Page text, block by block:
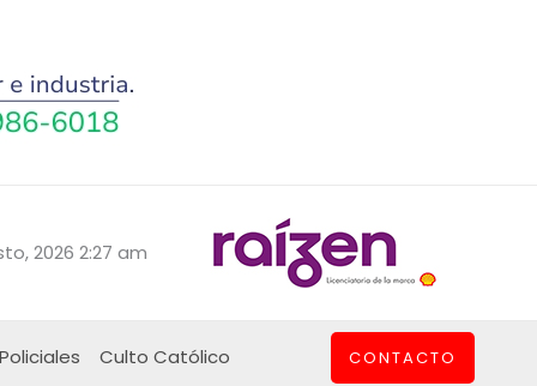
2026 2:27 am
Policiales Culto Católico CONTACTO